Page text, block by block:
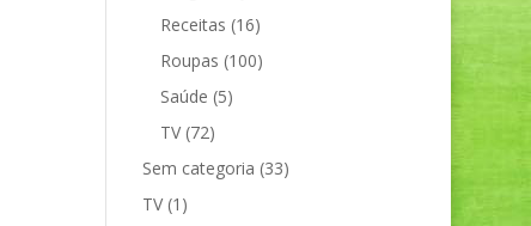
Receitas (16)
Roupas (100)
Saúde (5)
TV(72)
Sem categoria (33)
TV(1)